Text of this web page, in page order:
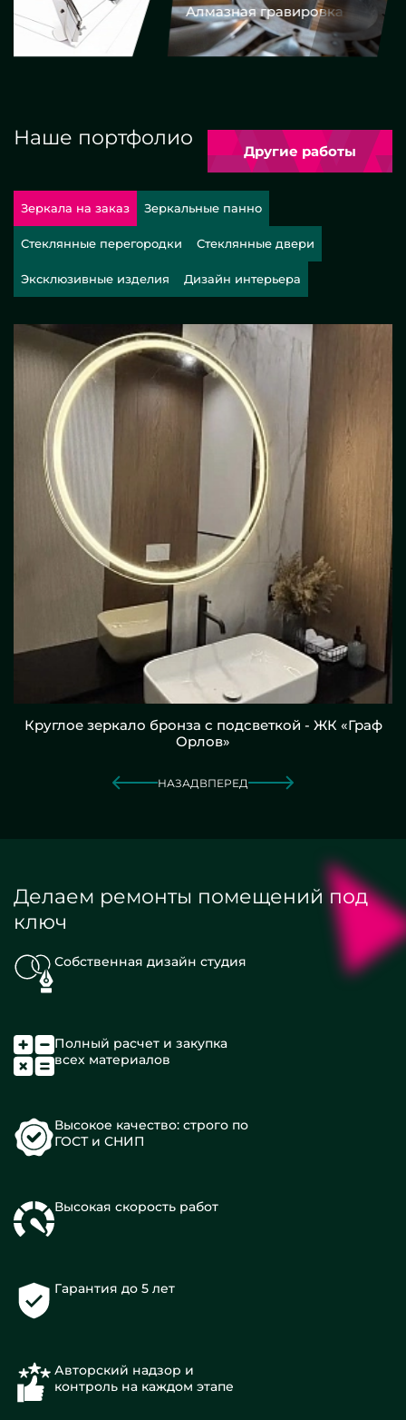
Алмазная гравировка
Наше портфолио
Другие работы
Зеркала на заказ Зеркальные панно
Стеклянные перегородки Стеклянные двери
Эксклюзивные изделия Дизайн интерьера
Круглое зеркало бронза с подсветкой - ЖК «Граф
Орлов»
НАЗАД ВПЕРЕД
Делаем ремонты помещений под
ключ
Собственная дизайн студия
Полный расчет и закупка
всех материалов
Высокое качество: строго по
ГОСТ и СНИП
Высокая скорость работ
Гарантия до 5 лет
Авторский надзор и
контроль на каждом этапе